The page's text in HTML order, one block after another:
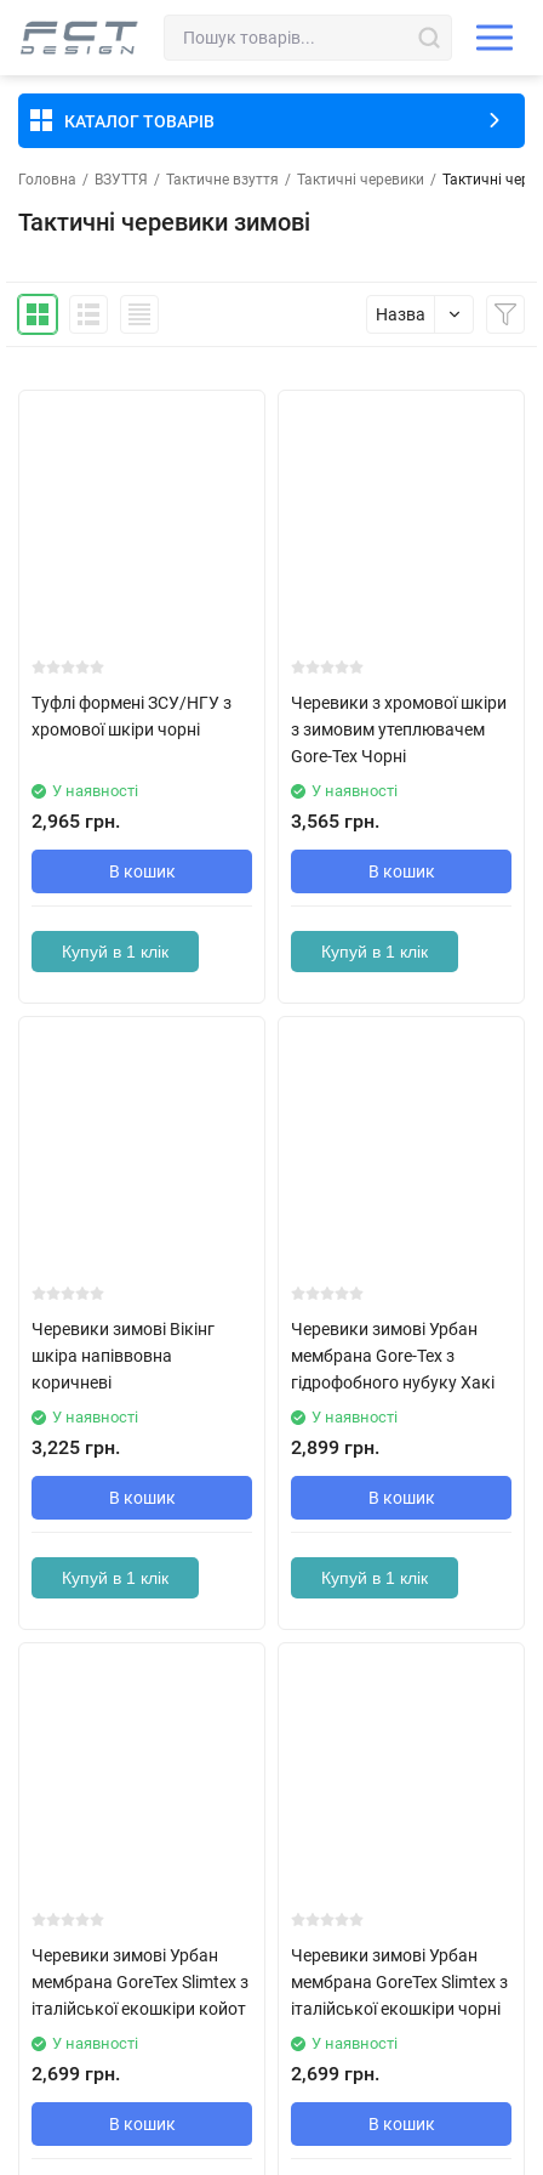
КАТАЛОГ ТОВАРІВ
Головна / ВЗУТТЯ / Тактичне взуття / Тактичні черевики / Тактичні
Тактичні черевики зимові
Назва
Туфлі формені ЗСУ/НГУ з
хромової шкіри чорні
У наявності
2,965 грн.
В кошик
Купуй в 1 клік
Черевики з хромової шкіри
з зимовим утеплювачем
Gore-Tex Чорні
У наявності
3,565 грн.
В кошик
Купуй в 1 клік
Черевики зимові Вікінг
шкіра напіввовна
коричневі
У наявності
3,225 грн.
В кошик
Купуй в 1 клік
Черевики зимові Урбан
мембрана Gore-Tex з
гідрофобного нубуку Хакі
У наявності
2,899 грн.
В кошик
Купуй в 1 клік
Черевики зимові Урбан
мембрана GoreTex Slimtex з
італійської екошкіри койот
У наявності
2,699 грн.
В кошик
Черевики зимові Урбан
мембрана GoreTex Slimtex з
італійської екошкіри чорні
У наявності
2,699 грн.
В кошик